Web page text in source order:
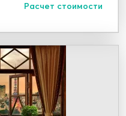
Расчет стоимости